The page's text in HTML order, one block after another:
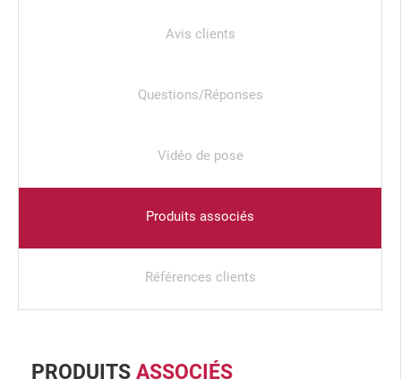
Avis clients
Questions/Réponses
Vidéo de pose
Produits associés
Références clients
PRODUITS ASSOCIÉS